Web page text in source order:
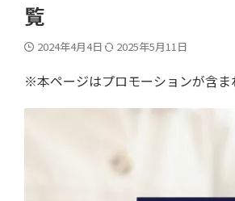
覧
2024年4月4日 2025年5月11日
※本ページはプロモーションが含ま